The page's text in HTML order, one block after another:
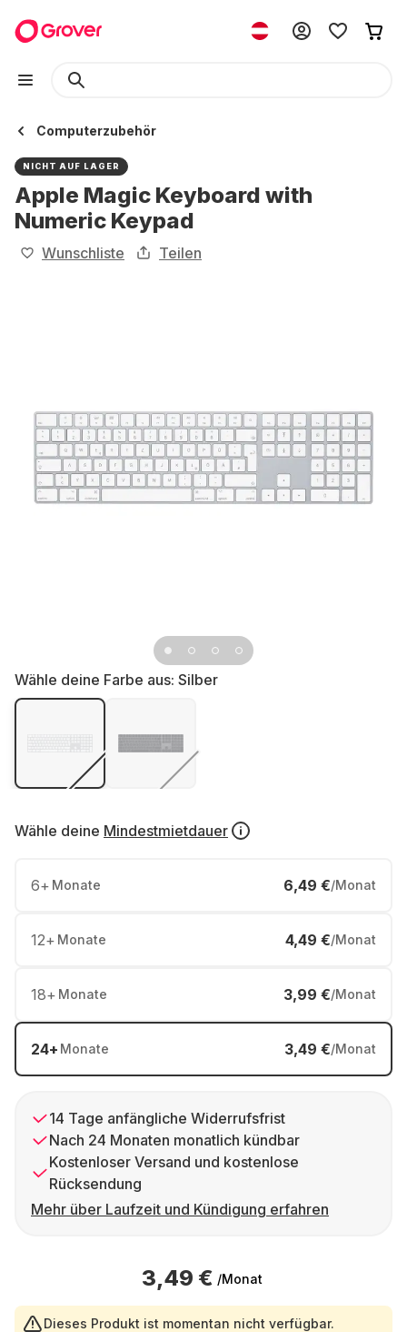
Computerzubehör
NICHT AUF LAGER
Apple Magic Keyboard with
Numeric Keypad
Wunschliste Teilen
Wähle deine Farbe aus: Silber
Wähle deine Mindestmietdauer
6+ Monate 6,49 €/Monat
12+ Monate 4,49 €/Monat
18+ Monate 3,99 €/Monat
24+ Monate 3,49 €/Monat
14 Tage anfängliche Widerrufsfrist
Nach 24 Monaten monatlich kündbar
Kostenloser Versand und kostenlose
Rücksendung
Mehr über Laufzeit und Kündigung erfahren
3,49 € /Monat
Dieses Produkt ist momentan nicht verfügbar.